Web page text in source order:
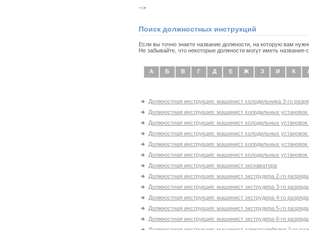
-->
Поиск должностных инструкций
Если вы точно знаете название должности, на которую вам
Не забывайте, что некоторые должности могут иметь названия-
А Б В Г Д Е Ж З И К
Должностная инструкция: машинист холодильника 3-го
Должностная инструкция: машинист холодильных установок
Должностная инструкция: машинист холодильных установок
Должностная инструкция: машинист холодильных установок
Должностная инструкция: машинист холодильных установок
Должностная инструкция: машинист холодильных установок
Должностная инструкция: машинист экскаватора
Должностная инструкция: машинист экструдера 2-го разряда
Должностная инструкция: машинист экструдера 3-го разряда
Должностная инструкция: машинист экструдера 4-го разряда
Должностная инструкция: машинист экструдера 5-го разряда
Должностная инструкция: машинист экструдера 6-го разряда